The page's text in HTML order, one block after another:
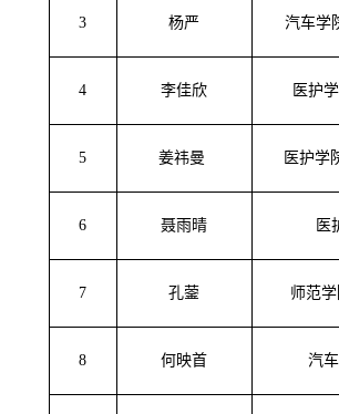
3 杨严 汽车学
4 李佳欣 医护
5 姜祎曼 医护学
6 聂雨晴 医
7 孔蓥 师范
8 何映首 汽